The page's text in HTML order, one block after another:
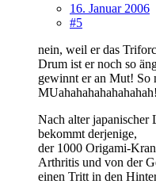
16. Januar 2006
#5
nein, weil er das
Drum ist er noch so
gewinnt er an Mut! So
Nach alter japanischer
bekommt derjenige,
der 1000 Origami-
Arthritis und von der
einen Tritt in den